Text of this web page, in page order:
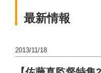
最新情報
2013/11/18